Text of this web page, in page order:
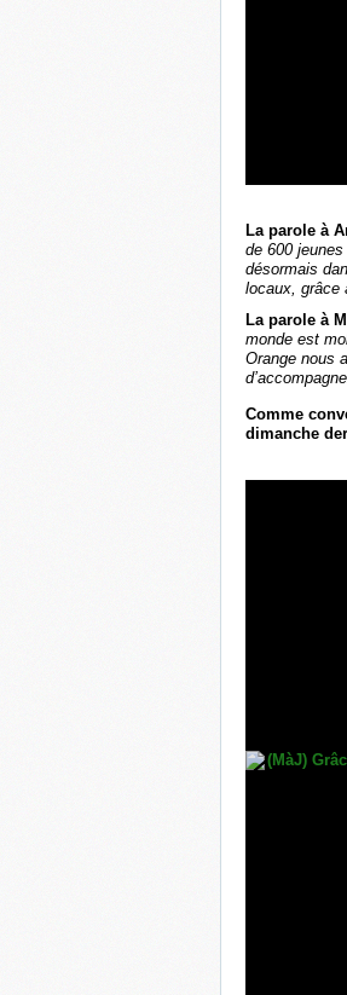
La parole à
de 600
désormais
locaux, grâce
La parole à
monde est
Orange nous
Comme
dimanche